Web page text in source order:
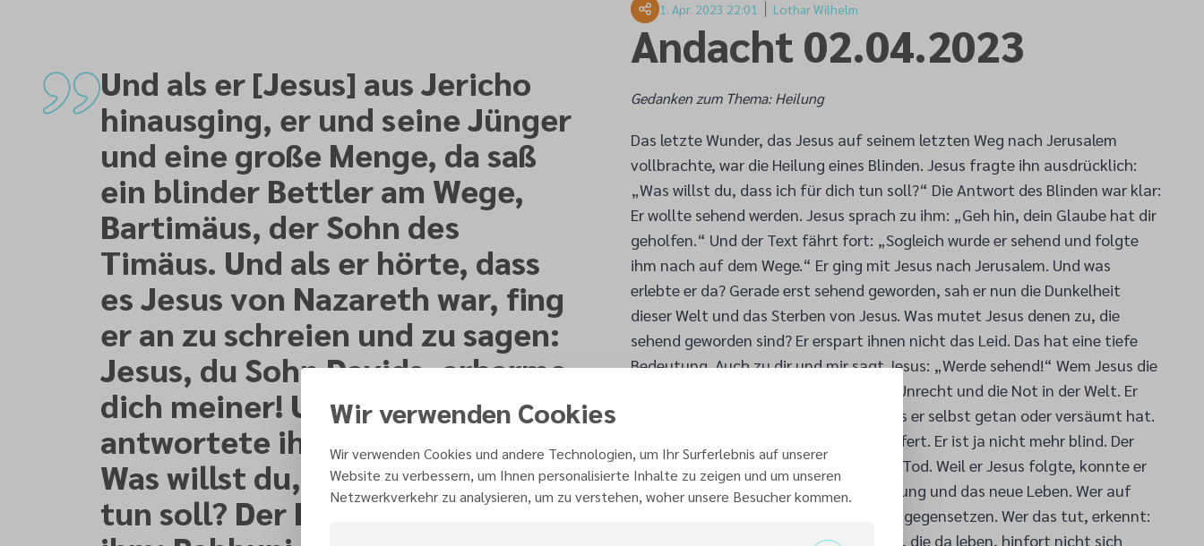
1. Apr. 2023 22:01 Lothar Wilhelm
Andacht 02.04.2023
Gedanken zum Thema: Heilung
Das letzte Wunder, das Jesus auf seinem letzten Weg nach Jerusalem
vollbrachte, war die Heilung eines Blinden. Jesus fragte ihn ausdrücklich:
„Was willst du, dass ich für dich tun soll?“ Die Antwort des Blinden war klar:
Er wollte sehend werden. Jesus sprach zu ihm: „Geh hin, dein Glaube hat dir
geholfen.“ Und der Text fährt fort: „Sogleich wurde er sehend und folgte
ihm nach auf dem Wege.“ Er ging mit Jesus nach Jerusalem. Und was
erlebte er da? Gerade erst sehend geworden, sah er nun die Dunkelheit
dieser Welt und das Sterben von Jesus. Was mutet Jesus denen zu, die
sehend geworden sind? Er erspart ihnen nicht das Leid. Das hat eine tiefe
Bedeutung. Auch zu dir und mir sagt Jesus: „Werde sehend!“ Wem Jesus die
Augen öffnet, der sieht zunächst das Unrecht und die Not in der Welt. Er
wird sensibler dafür – auch für das, was er selbst getan oder versäumt hat.
Doch ist er dem nicht trostlos ausgeliefert. Er ist ja nicht mehr blind. Der
Geheilte sah nicht nur Kreuzigung und Tod. Weil er Jesus folgte, konnte er
weitersehen. Er sah auch die Auferstehung und das neue Leben. Wer auf
Jesus sieht, kann dem Leid ein Aber entgegensetzen. Wer das tut, erkennt:
„Er ist darum für alle gestorben, damit, die da leben, hinfort nicht sich
Und als er [Jesus] aus Jericho
hinausging, er und seine Jünger
und eine große Menge, da saß
ein blinder Bettler am Wege,
Bartimäus, der Sohn des
Timäus. Und als er hörte, dass
es Jesus von Nazareth war, fing
er an zu schreien und zu sagen:
Jesus, du Sohn Davids, erbarme
dich meiner! Und Jesus
antwortete ihm und sprach:
Was willst du, dass ich für dich
tun soll? Der Blinde sprach zu
Wir verwenden Cookies
Wir verwenden Cookies und andere Technologien, um Ihr Surferlebnis auf unserer
Website zu verbessern, um Ihnen personalisierte Inhalte zu zeigen und um unseren
Netzwerkverkehr zu analysieren, um zu verstehen, woher unsere Besucher kommen.